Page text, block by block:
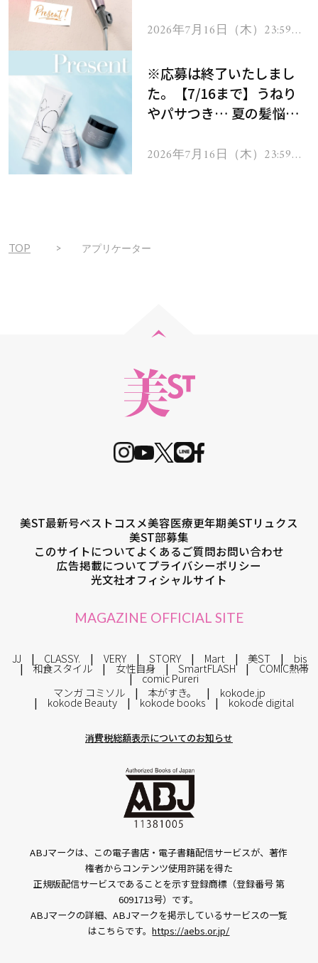
ヘアドライヤー ジュエル
2026年7月16日（木）23:59ま
※応募は終了いたしまし
た。【7/16まで】うねり
やパサつき… 夏の髪悩み
ムを13名様にプレゼン
2026年7月16日（木）23:59ま
TOP アプリケーター
美ST最新号ベストコスメ美容医療更年期美STリュクス
美ST部募集
このサイトについてよくあるご質問お問い合わせ
広告掲載についてプライバシーポリシー
光文社オフィシャルサイト
MAGAZINE OFFICIAL SITE
JJ CLASSY. VERY STORY Mart 美ST bis
和食スタイル 女性自身 SmartFLASH COMIC熱帯
comic Pureri
マンガ コミソル
本がすき。 kokode.jp
kokode Beauty kokode books kokode digital
消費税総額表示についてのお知らせ
ABJマークは、この電子書店・電子書籍配信サービスが、著作
権者からコンテンツ使用許諾を得た
正規版配信サービスであることを示す登録商標（登録番号 第
6091713号）です。
ABJマークの詳細、ABJマークを掲示しているサービスの一覧
はこちらです。https://aebs.or.jp/